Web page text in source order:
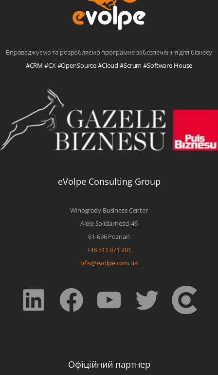
Впроваджуємо та розробляємо програмне забезпечення для бізнесу
#CRM #CX #OpenSource #Cloud #Scrum #Software House
eVolpe Consulting Group
Winogrady Business Center
Aleje Solidarności 46
61-696 Poznań
+48 511 071 201
ofis@evolpe.com.ua
Офіційний партнер